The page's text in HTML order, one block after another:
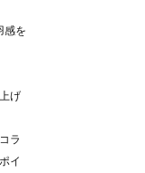
感を
げ
ラ
イ